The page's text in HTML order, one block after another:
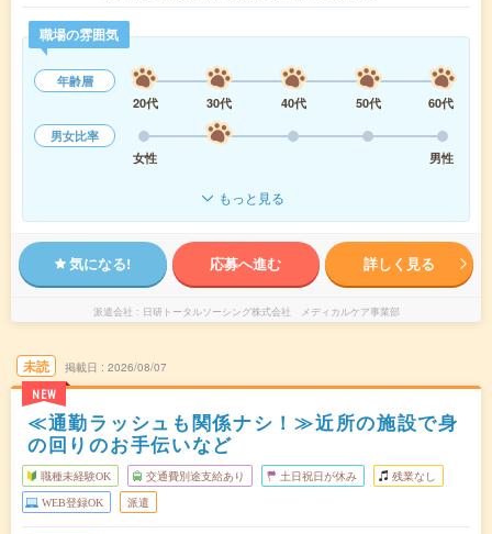
職場の雰囲気
年齢層
20代
30代 40代 50代
60代
男女比率
女性
男性
もっと見る
気になる! 応募へ進む 詳しく見る
派遣会社 日研トータルソーシング株式会社 メディカルケア事業部
未読
NEW
掲載日 2026/08/07
≪通勤ラッシュも関係ナシ！≫近所の施設で身
の回りのお手伝いなど
職種未経験OK 交通費別途支給あり 土日祝日が休み 残業なし
WEB登録OK 派遣